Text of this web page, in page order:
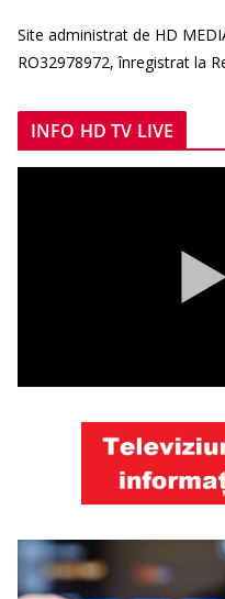
Site administrat de HD
RO32978972, înregistrat la
INFO HD TV LIVE